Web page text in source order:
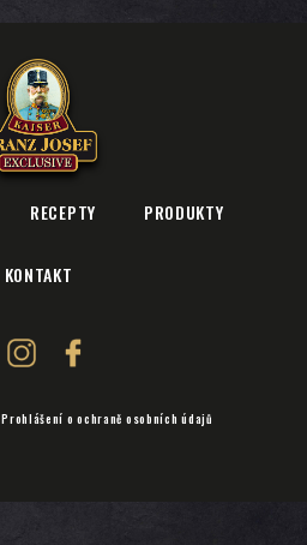
RECEPTY PRODUKTY
KONTAKT
Prohlášení o ochraně osobních údajů